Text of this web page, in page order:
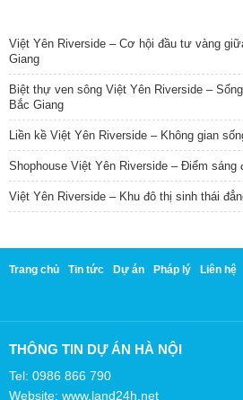
Việt Yên Riverside – Cơ hội đầu tư vàng
Giang
Biệt thự ven sông Việt Yên Riverside –
Bắc Giang
Liền kề Việt Yên Riverside – Không gian
Shophouse Việt Yên Riverside – Điểm
Việt Yên Riverside – Khu đô thị sinh thái
Trang chủ Tin tức Dự án Pháp lý Liên hệ
THÔNG TIN DỰ ÁN HÀ NỘI
Tel: 0986 866 790
Website: www.land24h.net